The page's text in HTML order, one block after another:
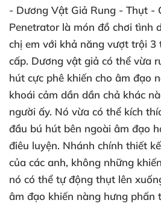
- Dương Vật Giả Rung - Thụt -
Penetratorlà món đồ chơi tình
chị em với khả năng vượt trội 3
cấp. Dương vật giả có thể vừa
hút cực phê khiến cho âm đạo
khoái cảm dần dần chả khác
người ấy. Nó vừa có thể kích
đầu bú hút bên ngoài âm đạo
điêu luyện. Nhánh chính thiết
của các anh, không những
nó có thể tự động thụt lên
âm đạo khiến nàng hưng phấn